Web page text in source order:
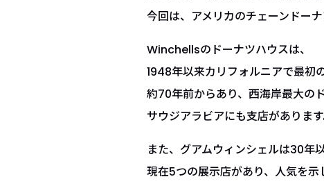
今回は、アメリカのチェーンドー
Winchellsのドーナツハウスは、
1948年以来カリフォルニアで最初
約70年前からあり、西海岸最大の
サウジアラビアにも支店があります
また、グアムウィンシェルは30年
現在5つの展示店があり、人気を示